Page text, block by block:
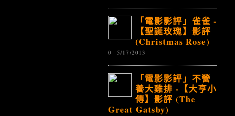
「電影影評」雀雀 -
【聖誕玫瑰】影評
(Christmas Rose)
0 5/17/2013
「電影影評」不營
養大雞排 -【大亨小
傳】影評 (The
Great Gatsby)